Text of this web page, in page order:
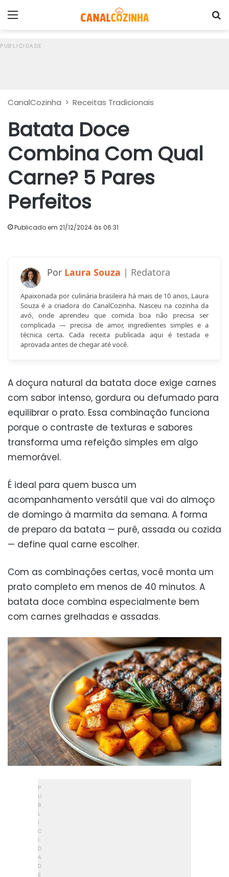
Menu
CanalCozinha > Receitas Tradicionais
Batata Doce
Combina Com Qual
Carne? 5 Pares
Perfeitos
Publicado em 21/12/2024 às 06:31
Laura Souza
Apaixonada por culinária brasileira há mais de 10 anos, Laura
Souza é a criadora do CanalCozinha. Nasceu na cozinha da
avó, onde aprendeu que comida boa não precisa ser
complicada — precisa de amor, ingredientes simples e a
técnica certa. Cada receita publicada aqui é testada e
aprovada antes de chegar até você.
A doçura natural da batata doce exige carnes
com sabor intenso, gordura ou defumado para
equilibrar o prato. Essa combinação funciona
porque o contraste de texturas e sabores
transforma uma refeição simples em algo
memorável.
É ideal para quem busca um
acompanhamento versátil que vai do almoço
de domingo à marmita da semana. A forma
de preparo da batata — purê, assada ou cozida
— define qual carne escolher.
Com as combinações certas, você monta um
prato completo em menos de 40 minutos. A
batata doce combina especialmente bem
com carnes grelhadas e assadas.